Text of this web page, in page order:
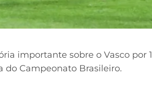
importante sobre o Vasco por 1
do Campeonato Brasileiro.